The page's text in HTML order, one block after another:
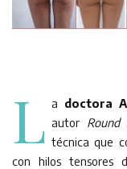
L a doctora
autor Round
técnica que
con hilos tensores